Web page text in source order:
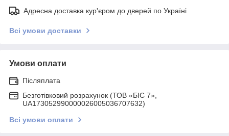
Адресна доставка кур'єром до дверей по Україні
Всі умови доставки
Умови оплати
Післяплата
Безготівковий розрахунок (ТОВ «БІС 7»,
UA173052990000026005036707632)
Всі умови оплати